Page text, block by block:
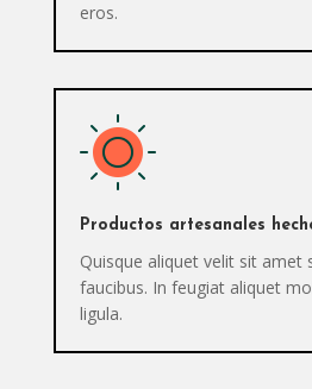
eros.
Productos artesanales
Quisque aliquet velit sit amet
faucibus. In feugiat aliquet
ligula.